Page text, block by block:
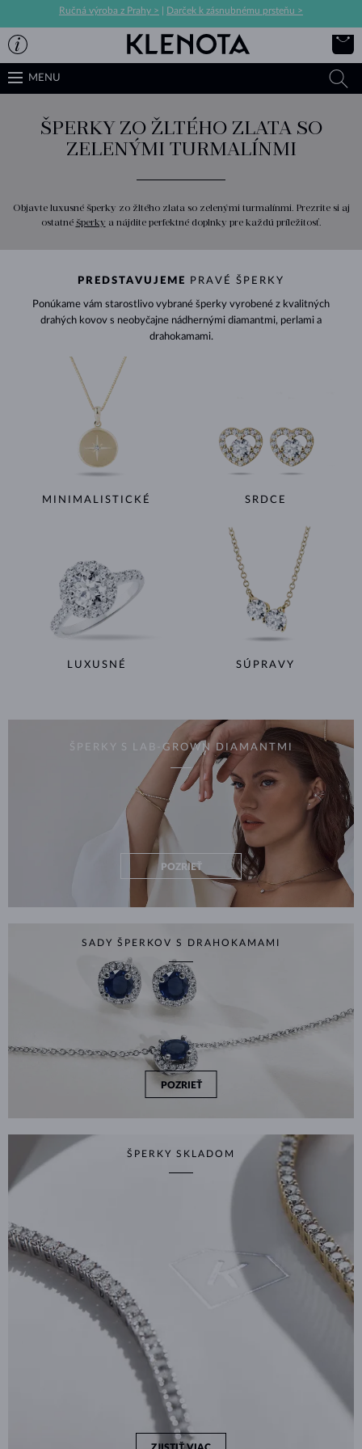
Ručná výroba z Prahy > Darček k zásnubnému prsteňu >
MENU
ŠPERKY ZO ŽLTÉHO ZLATA SO
ZELENÝMI TURMALÍNMI
Objavte luxusné šperky zo žltého zlata so zelenými turmalínmi. Prezrite si aj
ostatné šperky a nájdite perfektné doplnky pre každú príležitosť.
PREDSTAVUJEME PRAVÉ ŠPERKY
Ponúkame vám starostlivo vybrané šperky vyrobené z kvalitných
drahých kovov s neobyčajne nádhernými diamantmi, perlami a
drahokamami.
MINIMALISTICKÉ SRDCE
LUXUSNÉ SÚPRAVY
ŠPERKY S LAB-GROWN DIAMANTMI
POZRIEŤ
SADY ŠPERKOV S DRAHOKAMAMI
POZRIEŤ
ŠPERKY SKLADOM